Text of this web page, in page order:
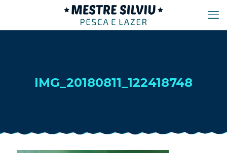
IMG_20180811_122418748